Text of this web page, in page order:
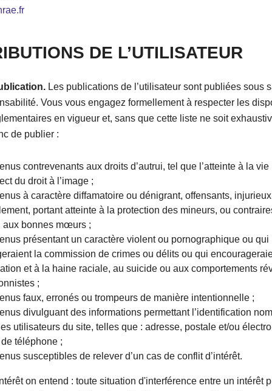
DE L’UTILISATEUR
Les publications de l’utilisateur sont publiées sous
Vous vous engagez formellement à respecter les
en vigueur et, sans que cette liste ne soit
de publier :
contrevenants aux droits d’autrui, tel que l’atteinte à la
du droit à l’image ;
à caractère diffamatoire ou dénigrant, offensants,
portant atteinte à la protection des mineurs, ou
aux bonnes mœurs ;
présentant un caractère violent ou pornographique ou qui
la commission de crimes ou délits ou qui
et à la haine raciale, au suicide ou aux comportements
;
faux, erronés ou trompeurs de manière intentionnelle ;
divulguant des informations permettant l’identification
utilisateurs du site, telles que : adresse, postale et/ou
téléphone ;
susceptibles de relever d’un cas de conflit d’intérêt.
on entend : toute situation d'interférence entre un intérêt